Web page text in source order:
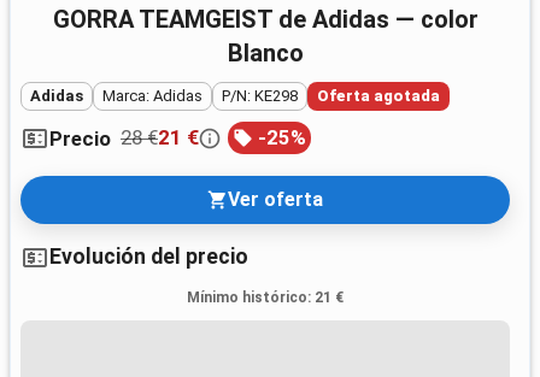
GORRA TEAMGEIST de Adidas — color
Blanco
Adidas Marca: Adidas P/N: KE298 Oferta agotada
Precio 28 €21 € -25%
Ver oferta
Evolución del precio
Mínimo histórico: 21 €